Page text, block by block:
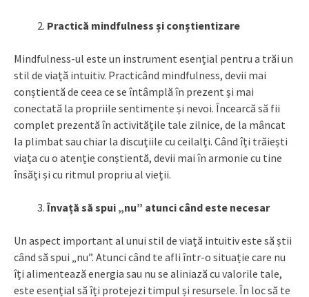
Practică mindfulness și conștientizare
Mindfulness-ul este un instrument esențial pentru a trăi un
stil de viață intuitiv. Practicând mindfulness, devii mai
conștientă de ceea ce se întâmplă în prezent și mai
conectată la propriile sentimente și nevoi. Încearcă să fii
complet prezentă în activitățile tale zilnice, de la mâncat
la plimbat sau chiar la discuțiile cu ceilalți. Când îți trăiești
viața cu o atenție conștientă, devii mai în armonie cu tine
însăți și cu ritmul propriu al vieții.
Învață să spui „nu” atunci când este necesar
Un aspect important al unui stil de viață intuitiv este să știi
când să spui „nu”. Atunci când te afli într-o situație care nu
îți alimentează energia sau nu se aliniază cu valorile tale,
este esențial să îți protejezi timpul și resursele. În loc să te